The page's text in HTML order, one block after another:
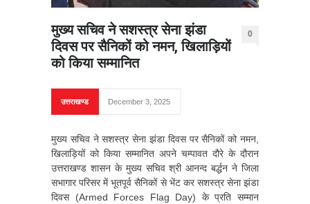
मुख्य सचिव ने सशस्त्र सेना झंडा
दिवस पर सैनिकों को नमन, खिलाड़ियों
को किया सम्मानित
0
उत्तराखण्ड December 3, 2025
मुख्य सचिव ने सशस्त्र सेना झंडा दिवस पर सैनिकों को नमन,
खिलाड़ियों को किया सम्मानित अपने चम्पावत दौरे के दौरान
उत्तराखण्ड शासन के मुख्य सचिव श्री आनन्द बर्द्धन ने जिला
सभागार परिसर में भूतपूर्व सैनिकों से भेंट कर सशस्त्र सेना झंडा
दिवस (Armed Forces Flag Day) के प्रति सम्मान